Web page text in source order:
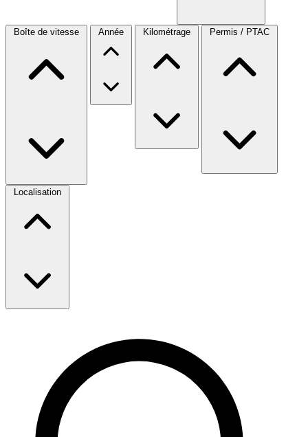
Boîte de vitesse Année Kilométrage Permis / PTAC
Localisation